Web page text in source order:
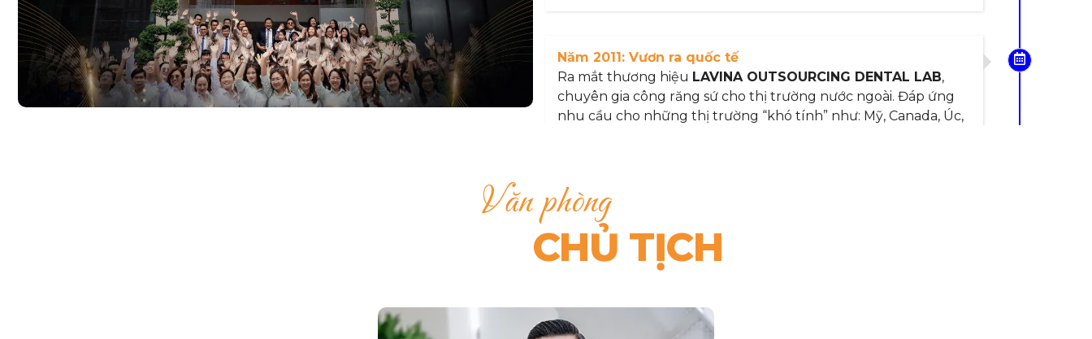
Năm 2011: Vươn ra quốc tế
Ra mắt thương hiệu LAVINA OUTSOURCING DENTAL LAB,
chuyên gia công răng sứ cho thị trường nước ngoài. Đáp ứng
nhu cầu cho những thị trường “khó tính” như: Mỹ, Canada, Úc,
Năm 2016: Đột phá Implant kỹ thuật số
Thành lập
TP.HCM, trở thành trung tâm chuyên sản xuất phục hình trên
Implant và đi đầu ứng dụng công nghệ CAD/CAM.
Năm 2017:
Không ngừng vươn xa
Văn phòng
CHỦ TỊCH